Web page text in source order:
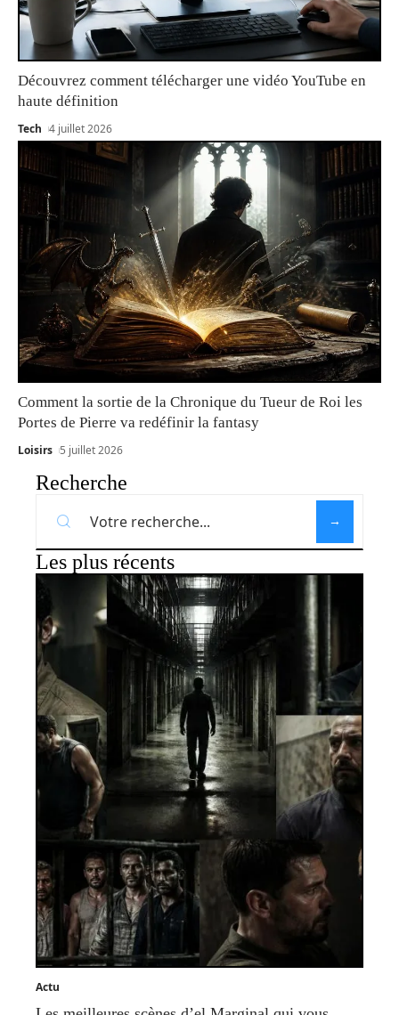
Découvrez comment télécharger une vidéo YouTube en
haute définition
Tech 4 juillet 2026
Comment la sortie de la Chronique du Tueur de Roi les
Portes de Pierre va redéfinir la fantasy
Loisirs 5 juillet 2026
Recherche
Les plus récents
Actu